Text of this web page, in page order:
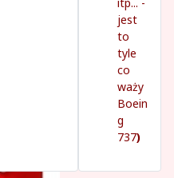
jest
to
tyle
co
waży
Boein
g
737)